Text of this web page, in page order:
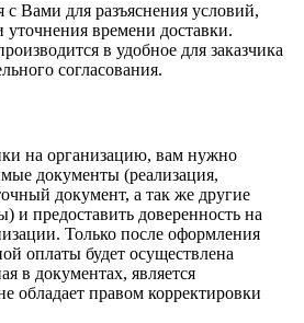
Вами для разъяснения условий,
уточнения времени доставки.
в удобное для заказчика
согласования.
на организацию, вам нужно
документы (реализация,
документ, а так же другие
и предоставить доверенность на
Только после оформления
оплаты будет осуществлена
в документах, является
обладает правом корректировки